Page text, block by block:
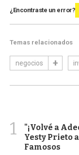
¿Encontraste un error?
Temas relacionados
negocios
1
"¡Volvé a
Yesty Prieto
Famosos